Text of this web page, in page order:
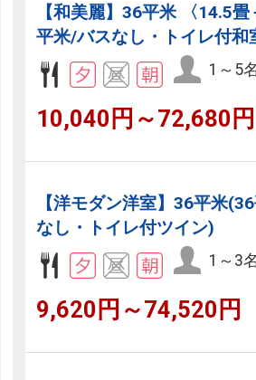
【和美麗】36平米 〈14.5
平米/バスなし・トイレ付和
1～5名
10,040円～72,680円
【洋モダン洋室】36平米
なし・トイレ付ツイン)
1～3名
9,620円～74,520円